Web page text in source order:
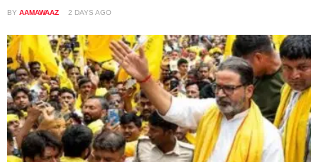
BY AAMAWAAZ 2 DAYS AGO